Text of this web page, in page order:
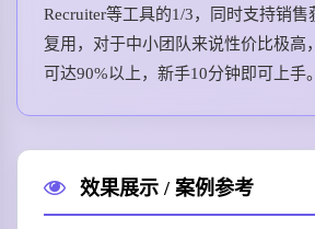
Recruiter等工具的1/3，同时支持销
复用，对于中小团队来说性价比极高
可达90%以上，新手10分钟即可上手。
效果展示 / 案例参考